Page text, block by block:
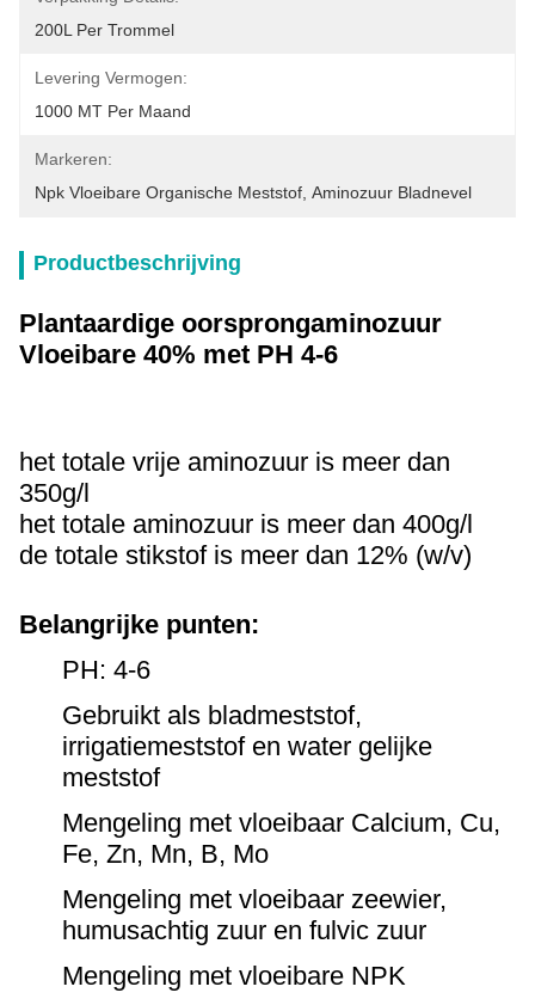
200L Per Trommel
Levering Vermogen:
1000 MT Per Maand
Markeren:
Npk Vloeibare Organische Meststof Aminozuur Bladnevel
Productbeschrijving
Plantaardige oorsprongaminozuur
Vloeibare 40% met PH 4-6
het totale vrije aminozuur is meer dan
350g/l
het totale aminozuur is meer dan 400g/l
de totale stikstof is meer dan 12% (w/v)
Belangrijke punten:
PH: 4-6
Gebruikt als bladmeststof,
irrigatiemeststof en water gelijke
meststof
Mengeling met vloeibaar Calcium, Cu,
Fe, Zn, Mn, B, Mo
Mengeling met vloeibaar zeewier,
humusachtig zuur en fulvic zuur
Mengeling met vloeibare NPK